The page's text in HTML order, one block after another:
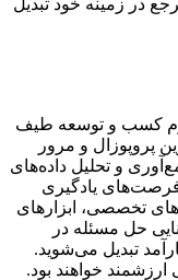
کسب و توسعه طیف
پروپوزال و مرور
و تحلیل داده‌های
یادگیری
تخصصی، ابزارهای
حل مسئله در
تبدیل می‌شوید.
خواهند بود.